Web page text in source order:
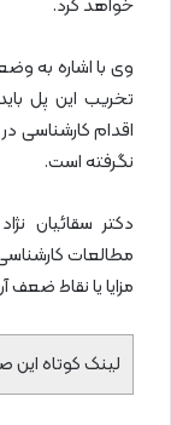
خواهد کرد.
وی با اشاره به
تخریب این پل
اقدام کارشناسی
نگرفته است.
دکتر سقائیان
مطالعات کارشناسی
مزایا یا نقاط
لینک کوتاه